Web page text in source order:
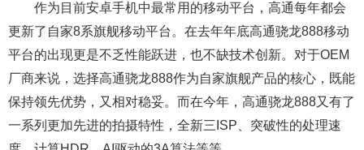
作为目前安卓手机中最常用的移动平台，高通每年都会
更新了自家8系旗舰移动平台。在去年年底高通骁龙888移动
平台的出现更是不乏性能跃进，也不缺技术创新。对于OEM
厂商来说，选择高通骁龙888作为自家旗舰产品的核心，既能
保持领先优势，又相对稳妥。而在今年，高通骁龙888又有了
一系列更加先进的拍摄特性，全新三ISP、突破性的处理速